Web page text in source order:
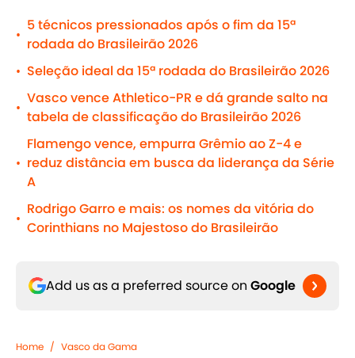
•
5 técnicos pressionados após o fim da 15ª
rodada do Brasileirão 2026
• Seleção ideal da 15ª rodada do Brasileirão 2026
•
Vasco vence Athletico-PR e dá grande salto na
tabela de classificação do Brasileirão 2026
•
Flamengo vence, empurra Grêmio ao Z-4 e
reduz distância em busca da liderança da Série
A
•
Rodrigo Garro e mais: os nomes da vitória do
Corinthians no Majestoso do Brasileirão
Add us as a preferred source on Google
Home / Vasco da Gama